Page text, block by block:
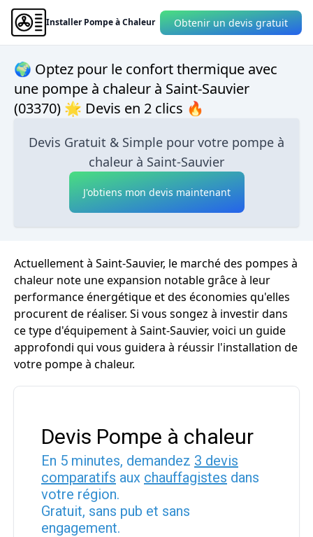
Installer Pompe à Chaleur Obtenir un devis gratuit
🌍 Optez pour le confort thermique avec
une pompe à chaleur à Saint-Sauvier
(03370) 🌟 Devis en 2 clics 🔥
Devis Gratuit & Simple pour votre pompe à
chaleur à Saint-Sauvier
J'obtiens mon devis maintenant
Actuellement à Saint-Sauvier, le marché des pompes à
chaleur note une expansion notable grâce à leur
performance énergétique et des économies qu'elles
procurent de réaliser. Si vous songez à investir dans
ce type d'équipement à Saint-Sauvier, voici un guide
approfondi qui vous guidera à réussir l'installation de
votre pompe à chaleur.
Devis Pompe à chaleur
En 5 minutes, demandez 3 devis
comparatifs aux chauffagistes dans
votre région.
Gratuit, sans pub et sans
engagement.